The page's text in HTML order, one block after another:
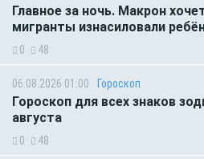
Главное за ночь. Макрон
мигранты изнасиловали
0 48
06.08.2026 01:00 Гороскоп
Гороскоп для всех знаков
августа
0 48